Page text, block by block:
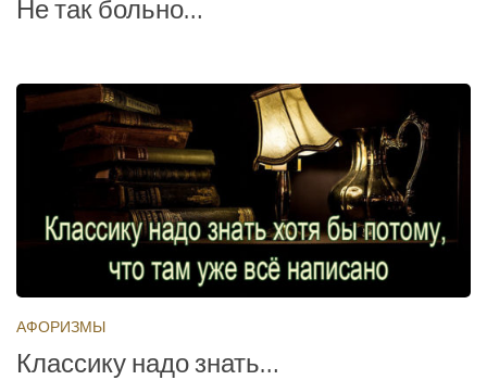
Не так больно…
АФОРИЗМЫ
Классику надо знать…